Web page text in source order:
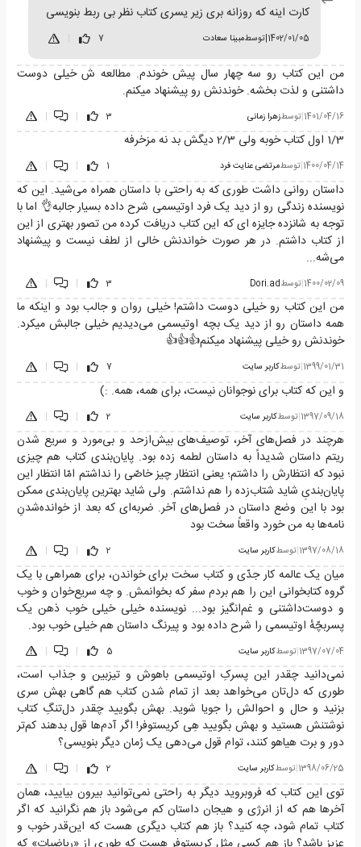
کارت اینه که روزانه بری زیر یسری کتاب نظر بی ربط بنویسی
1402/01/05
|توسطمبینا سعادت 7
من این کتاب رو سه چهار سال پیش خوندم. مطالعه ش خیلی دوست
داشتنی و لذت بخشه. خوندنش رو پیشنهاد میکنم.
1401/04/16
|توسطزهرا زمانی 3
|
|
1/3 اول کتاب خوبه ولی 2/3 دیگش بد نه مزخرفه
1400/04/14
|توسطمرتضی عنایت فرد 1
|
|
داستان روانی داشت طوری که به راحتی با داستان همراه می‌شید. این که
نویسنده زندگی رو از دید یک فرد اوتیسمی شرح داده بسیار جالبه👌 اما با
توجه به شانزده جایزه ای که این کتاب دریافت کرده من تصور بهتری از این
از کتاب داشتم. در هر صورت خواندنش خالی از لطف نیست و پیشنهاد
می‌شه...
1400/02/09
|توسطDori.ad
3
|
|
من این کتاب رو خیلی دوست داشتم! خیلی روان و جالب بود و اینکه ما
همه داستان رو از دید یک بچه اوتیسمی می‌دیدیم خیلی جالبش میکرد.
خوندنش رو خیلی پیشنهاد میکنم👍👍👍
1399/01/31
|توسطکاربر سایت 7
|
|
و این که کتاب برای نوجوانان نیست، برای همه، همه. :)
1397/09/18
|توسطکاربر سایت 2
|
|
هرچند در فصل‌های آخر، توصیف‌های بیش‌ازحد و بی‌مورد و سریع شدن
ریتم داستان شدیداً به داستان لطمه زده بود. پایان‌بندی کتاب هم چیزی
نبود که انتظارش را داشتم؛ یعنی انتظار چیز خاصّی را نداشتم امّا انتظار این
پایان‌بندیِ شاید شتاب‌زده را هم نداشتم. ولی شاید بهترین پایان‌بندی ممکن
بود با این وضع داستان در فصل‌های آخر. ضربه‌ای که بعد از خوانده‌شدنِ
نامه‌ها به من خورد واقعاً سخت بود
1397/08/18
|توسطکاربر سایت 2
|
|
میان یک عالمه کار جدّی و کتاب سخت برای خواندن، برای همراهی با یک
گروه کتابخوانی این را هم بردم سفر که بخوانمش. و چه سریع‌خوان و خوب
و دوست‌داشتنی و غم‌انگیز بود... نویسنده خیلی خیلی خوب ذهن یک
پسربچّهٔ اوتیسمی را شرح داده بود و پیرنگ داستان هم خیلی خوب بود.
1397/07/04
|توسطکاربر سایت 5
|
|
نمی‌دانید چقدر این پسرکِ اوتیسمی باهوش و تیزبین و جذاب است،
طوری که دل‌تان می‌خواهد بعد از تمام شدن کتاب هم گاهی بهش سری
بزنید و حال و احوالش را جویا شوید. بهش بگویید چقدر دل‌تنگِ کتاب
نوشتنش هستید و بهش بگویید هِی کریستوفر! اگر آدم‌ها قول بدهند کم‌تر
دور و برت هیاهو کنند، توام قول می‌دهی یک رُمان دیگر بنویسی؟
1398/06/25
|توسطکاربر سایت 2
|
|
توی این کتاب که فروبروید دیگر به راحتی نمی‌توانید بیرون بیایید، همان
آخرها هم که از انرژی و هیجان داستان کم می‌شود باز هم نگرانید که اگر
کتاب تمام شود، چه کنید؟ باز هم کتاب دیگری هست که این‌قدر خوب و